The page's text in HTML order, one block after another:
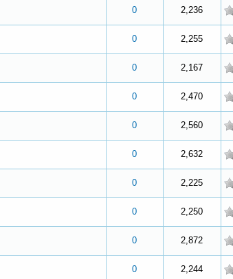
0 2,236
0 2,255
0 2,167
0 2,470
0 2,560
0 2,632
0 2,225
0 2,250
0 2,872
0 2,244